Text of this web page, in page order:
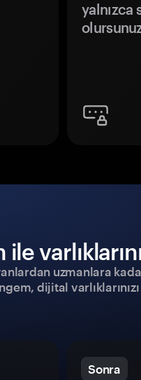
yalnızca
uzmanlara
dijital
Sonra